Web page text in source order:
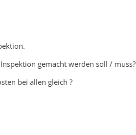
gemacht werden soll / muss?
bei allen gleich ?